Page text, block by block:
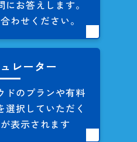
お答えします。
わせください。
レーター
ドのプランや有料
選択していただく
表示されます